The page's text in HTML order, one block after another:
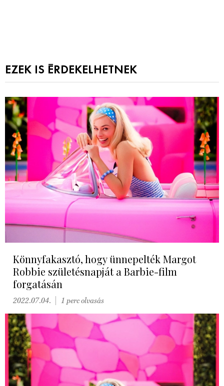
EZEK IS ÉRDEKELHETNEK
Könnyfakasztó, hogy ünnepelték Margot
Robbie születésnapját a Barbie-film
forgatásán
2022.07.04. 1 perc olvasás